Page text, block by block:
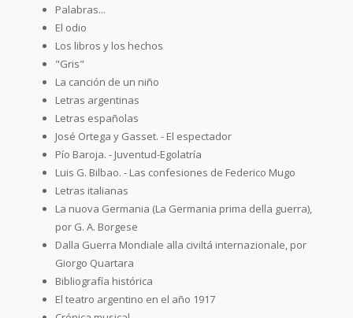
Palabras...
El odio
Los libros y los hechos
"Gris"
La canción de un niño
Letras argentinas
Letras españolas
José Ortega y Gasset. - El espectador
Pío Baroja. - Juventud-Egolatría
Luis G. Bilbao. - Las confesiones de Federico Mugo
Letras italianas
La nuova Germania (La Germania prima della guerra),
por G. A. Borgese
Dalla Guerra Mondiale alla civiltá internazionale, por
Giorgo Quartara
Bibliografía histórica
El teatro argentino en el año 1917